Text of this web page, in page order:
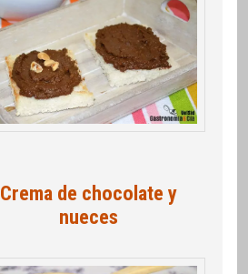
Crema de chocolate y
nueces